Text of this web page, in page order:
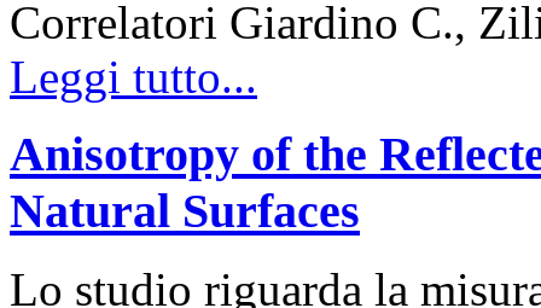
Correlatori Giardino C.,
Leggi tutto...
Anisotropy of the
Natural Surfaces
Lo studio riguarda la